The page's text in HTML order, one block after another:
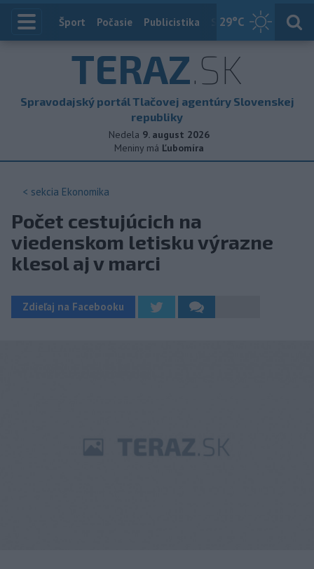
29°C
Index
Šport Počasie Publicistika Slovensko
TERAZ.SK
Spravodajský portál Tlačovej agentúry Slovenskej
republiky
Nedela 9. august 2026
Meniny má Ľubomíra
< sekcia Ekonomika
Počet cestujúcich na
viedenskom letisku výrazne
klesol aj v marci
Zdieľaj na Facebooku